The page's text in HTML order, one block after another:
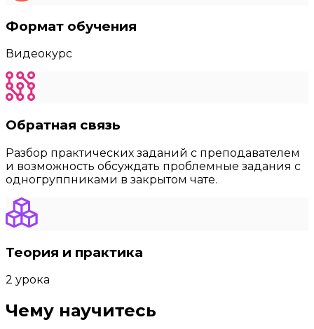
Формат обучения
Видеокурс
Обратная связь
Разбор практических заданий с преподавателем
и возможность обсуждать проблемные задания с
одногруппниками в закрытом чате.
Теория и практика
2 урока
Чему научитесь